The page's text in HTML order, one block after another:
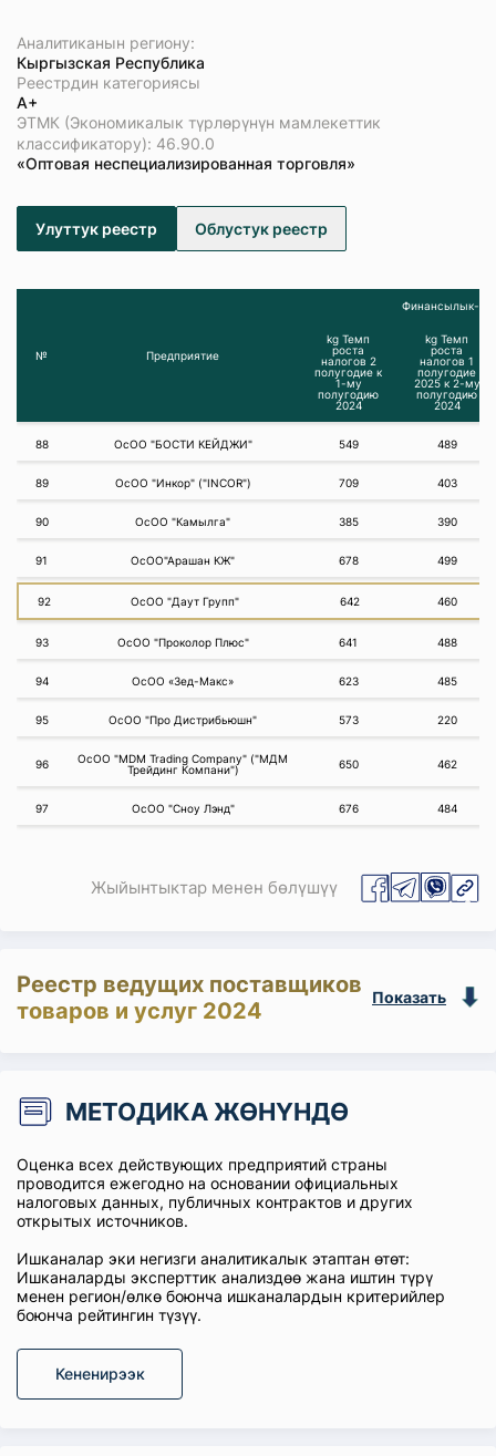
Аналитиканын региону:
Кыргызская Республика
Реестрдин категориясы
А+
ЭТМК (Экономикалык түрлөрүнүн мамлекеттик
классификатору): 46.90.0
«Оптовая неспециализированная торговля»
Улуттук реестр Облустук реестр
№ Предприятие
Финансылык-
kg Темп
роста
налогов 2
полугодие к
1-му
полугодию
2024
kg Темп
роста
налогов 1
полугодие
2025 к 2-му
полугодию
2024
88 ОсОО "БОСТИ КЕЙДЖИ" 549 489
89 ОсОО "Инкор" ("INCOR") 709 403
90 ОсОО "Камылга" 385 390
91 ОсОО"Арашан КЖ" 678 499
92 ОсОО "Даут Групп" 642 460
93 ОсОО "Проколор Плюс" 641 488
94 ОсОО «Зед-Макс» 623 485
95 ОсОО "Про Дистрибьюшн" 573 220
96
ОсОО "МDM Trading Company" ("МДМ
Трейдинг Компани")
650 462
97 ОсОО "Сноу Лэнд" 676 484
Жыйынтыктар менен бөлүшүү
Реестр ведущих поставщиков
товаров и услуг 2024
Показать
МЕТОДИКА ЖӨНҮНДӨ
Оценка всех действующих предприятий страны
проводится ежегодно на основании официальных
налоговых данных, публичных контрактов и других
открытых источников.
Ишканалар эки негизги аналитикалык этаптан өтөт:
Ишканаларды эксперттик анализдөө жана иштин түрү
менен регион/өлкө боюнча ишканалардын критерийлер
боюнча рейтингин түзүү.
Кененирээк